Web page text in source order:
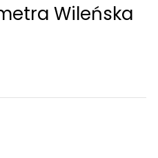
Wileńska